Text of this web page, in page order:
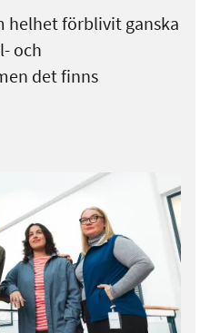
helhet förblivit ganska
och
det finns